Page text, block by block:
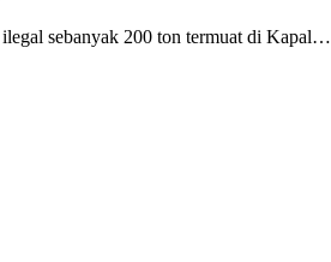
sebanyak 200 ton termuat di Kapal…